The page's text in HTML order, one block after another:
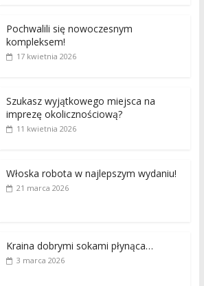
Pochwalili się nowoczesnym
kompleksem!
17 kwietnia 2026
Szukasz wyjątkowego miejsca na
imprezę okolicznościową?
11 kwietnia 2026
Włoska robota w najlepszym wydaniu!
21 marca 2026
Kraina dobrymi sokami płynąca…
3 marca 2026